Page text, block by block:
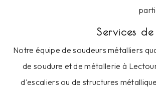
Services
Notre équipe de soudeurs métalliers
de soudure et de métallerie à
d'escaliers ou de structures